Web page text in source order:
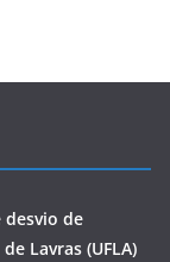
desvio de
Lavras (UFLA)